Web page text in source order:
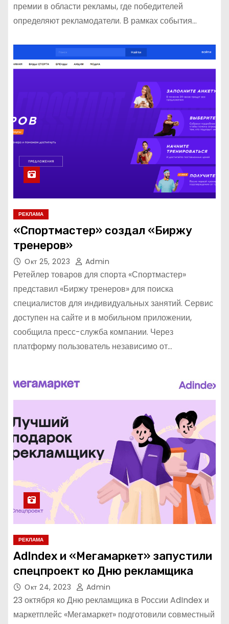
премии в области рекламы, где победителей
определяют рекламодатели. В рамках события…
РЕКЛАМА
«Спортмастер» создал «Биржу
тренеров»
Окт 25, 2023 Admin
Ретейлер товаров для спорта «Спортмастер»
представил «Биржу тренеров» для поиска
специалистов для индивидуальных занятий. Сервис
доступен на сайте и в мобильном приложении,
сообщила пресс-служба компании. Через
платформу пользователь независимо от…
РЕКЛАМА
AdIndex и «Мегамаркет» запустили
спецпроект ко Дню рекламщика
Окт 24, 2023 Admin
23 октября ко Дню рекламщика в России AdIndex и
маркетплейс «Мегамаркет» подготовили совместный